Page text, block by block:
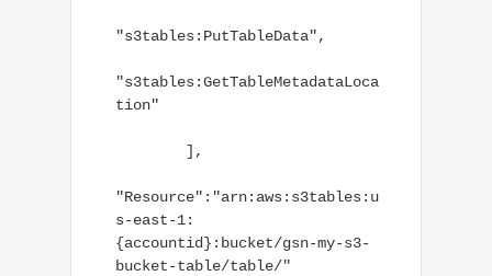
"s3tables:PutTableData",
"s3tables:GetTableMetadataLoca
tion"
"Resource":"arn:aws:s3tables:u
s-east-1:
{accountid}:bucket/gsn-my-s3-
bucket-table/table/"